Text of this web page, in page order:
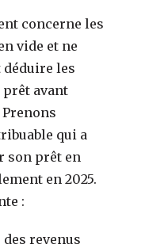
concerne les
vide et ne
déduire les
prêt avant
qui a
son prêt en
en 2025.
:
revenus